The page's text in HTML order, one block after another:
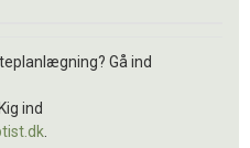
Gå ind
ind